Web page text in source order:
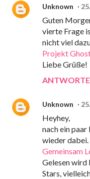
Unknown
Guten
vierte Frage
nicht viel
Projekt
Liebe Grüße!
Unknown
Heyhey,
nach ein
wieder
Gemeinsam
Gelesen
Stars,